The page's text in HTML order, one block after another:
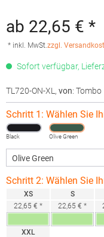
ab 22,65 € *
* inkl. MwSt.zzgl.
Sofort verfügbar,
TL720-ON-XL , von: Tombo
Schritt 1: Wählen Sie
Black Olive Green
Schritt 2: Wählen Sie
XS
22,65 € *
S
22,65 € *
XXL